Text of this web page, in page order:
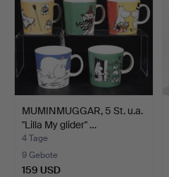
MUMINMUGGAR, 5 St. u.a.
"Lilla My glider" …
4 Tage
9 Gebote
159 USD